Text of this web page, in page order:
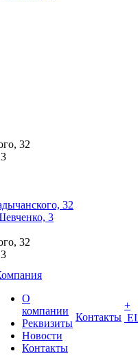
32
32
3
32
О
компании
Реквизиты
Новости
Контакты
Контакты
+